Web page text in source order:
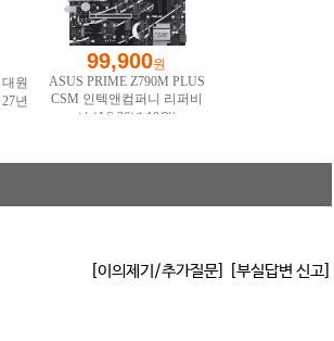
[이의제기/추가질문] [부실답변 신고]